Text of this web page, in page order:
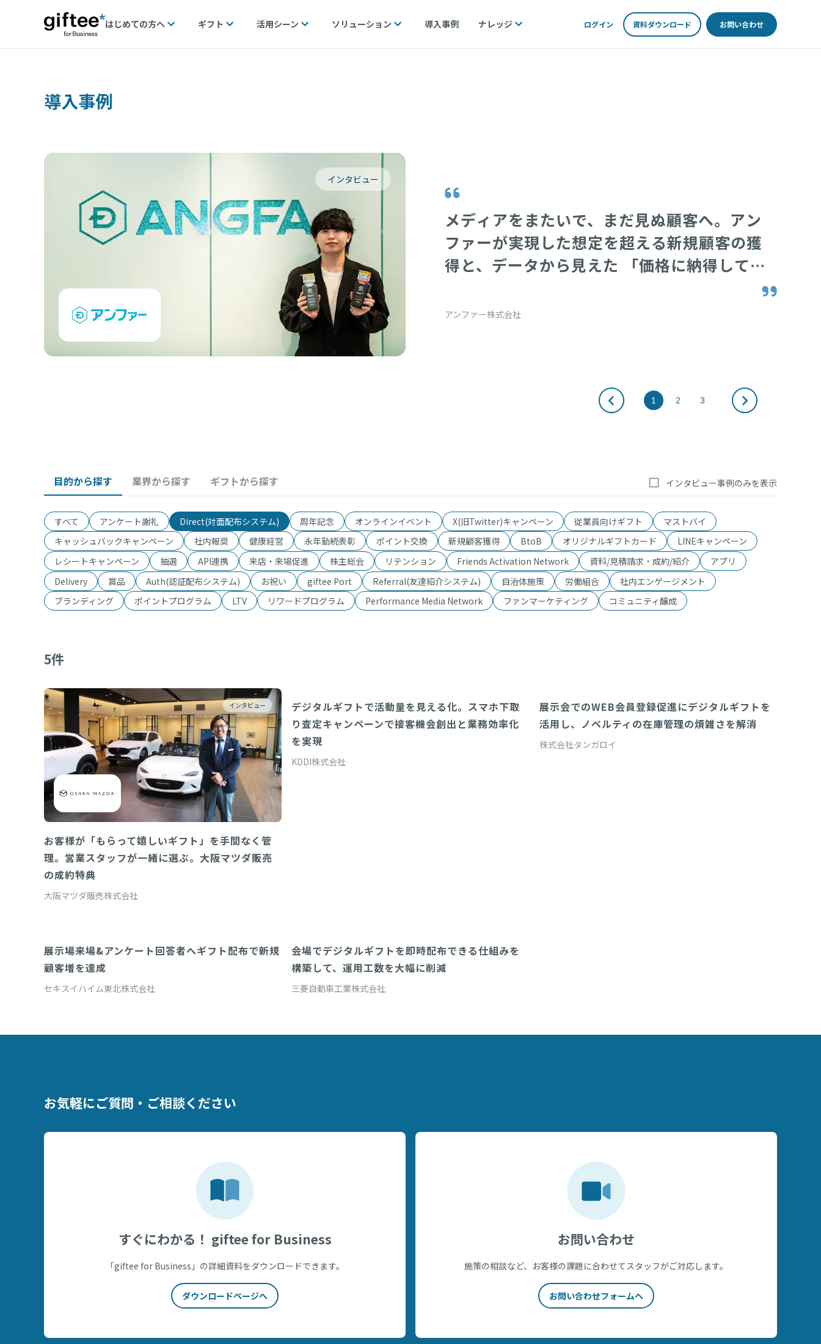
はじめての方へ ギフト 活用シーン ソリューション 導入事例 ナレッジ ログイン 資料ダウンロード お問い合わせ
導入事例
インタビュー
メディアをまたいで、まだ見ぬ顧客へ。アン
ファーが実現した想定を超える新規顧客の獲
得と、データから見えた 「価格に納得して買
アンファー株式会社
1 2 3
目的から探す 業界から探す ギフトから探す
すべて アンケート謝礼 Direct(対面配布システム) 周年記念 オンラインイベント X(旧Twitter)キャンペーン 従業員向けギフト
マストバイ
キャッシュバックキャンペーン
社内報奨 健康経営 永年勤続表彰 ポイント交換 新規顧客獲得 BtoB オリジナルギフトカード
LINEキャンペーン
レシートキャンペーン
抽選 API連携 来店・来場促進 株主総会 リテンション Friends Activation Network 資料/見積請求・成約/紹介
アプリ
Delivery
賞品 Auth(認証配布システム) お祝い giftee Port Referral(友達紹介システム) 自治体施策 労働組合
社内エンゲージメント
ブランディング
ポイントプログラム LTV リワードプログラム Performance Media Network ファンマーケティング コミュニティ醸成
インタビュー事例のみを表示
5件
インタビュー
お客様が「もらって嬉しいギフト」を手間なく管
理。営業スタッフが一緒に選ぶ。大阪マツダ販売
の成約特典
大阪マツダ販売株式会社
Direct(対面配布システム)
デジタルギフトで活動量を見える化。スマホ下取
り査定キャンペーンで接客機会創出と業務効率化
を実現
KDDI株式会社
Direct(対面配布システム)
展示会でのWEB会員登録促進にデジタルギフトを
活用し、ノベルティの在庫管理の煩雑さを解消
株式会社タンガロイ
Direct(対面配布システム)
展示場来場&アンケート回答者へギフト配布で新規
顧客増を達成
セキスイハイム東北株式会社
Direct(対面配布システム)
会場でデジタルギフトを即時配布できる仕組みを
構築して、運用工数を大幅に削減
三菱自動車工業株式会社
お気軽にご質問・ご相談ください
すぐにわかる！ giftee for Business
「giftee for Business」の詳細資料をダウンロードできます。
ダウンロードページへ
お問い合わせ
施策の相談など、お客様の課題に合わせてスタッフがご対応します。
お問い合わせフォームへ